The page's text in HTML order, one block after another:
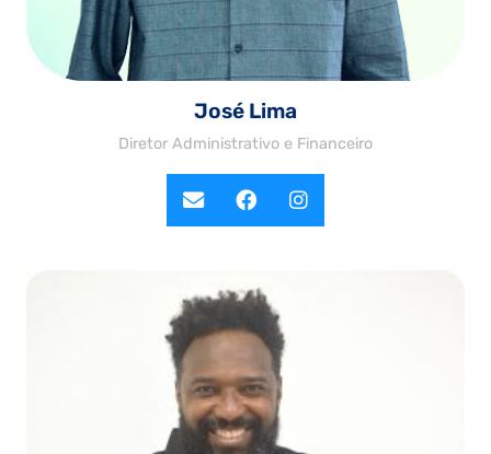
José Lima
Diretor Administrativo e Financeiro